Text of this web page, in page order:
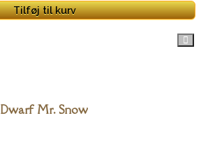
Tilføj til kurv
Dwarf Mr. Snow